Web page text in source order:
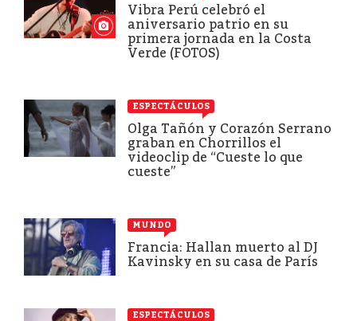
Vibra Perú celebró el
aniversario patrio en su
primera jornada en la Costa
Verde (FOTOS)
ESPECTÁCULOS
Olga Tañón y Corazón Serrano
graban en Chorrillos el
videoclip de “Cueste lo que
cueste”
MUNDO
Francia: Hallan muerto al DJ
Kavinsky en su casa de París
ESPECTÁCULOS